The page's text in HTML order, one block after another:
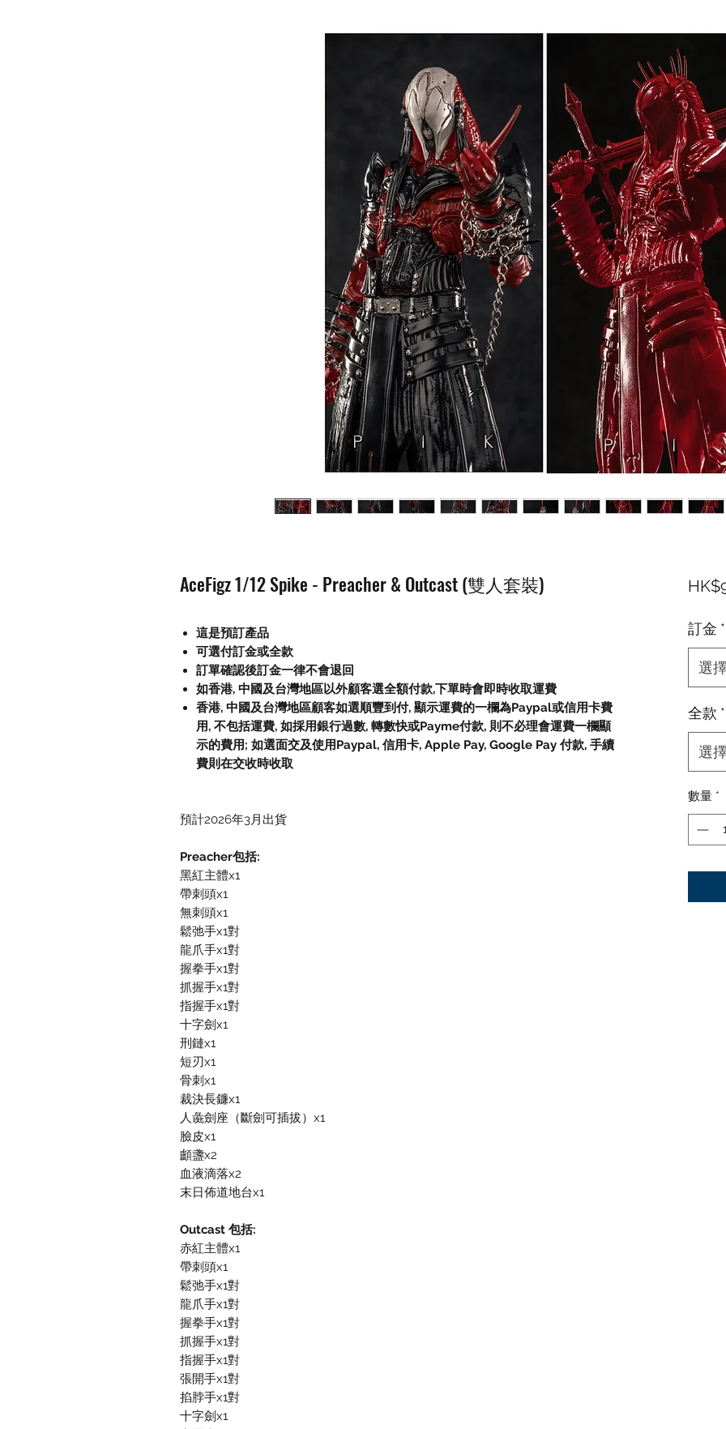
AceFigz 1/12 Spike - Preacher & Outcast (雙人套裝)
這是預訂產品
可選付訂金或全款
訂單確認後訂金一律不會退回
如香港, 中國及台灣地區以外顧客選全額付款,下單時會即時收取運費
香港, 中國及台灣地區顧客如選順豐到付, 顯示運費的一欄為Paypal或信用卡費
用, 不包括運費, 如採用銀行過數, 轉數快或Payme付款, 則不必理會運費一欄顯
示的費用; 如選面交及使用Paypal, 信用卡, Apple Pay, Google Pay 付款, 手續
費則在交收時收取
預計2026年3月出貨
Preacher包括:
黑紅主體x1
帶刺頭x1
無刺頭x1
鬆弛手x1對
龍爪手x1對
握拳手x1對
抓握手x1對
指握手x1對
十字劍x1
刑鏈x1
短刃x1
骨刺x1
裁決長鐮x1
人彘劍座（斷劍可插拔）x1
臉皮x1
顱盞x2
血液滴落x2
末日佈道地台x1
Outcast 包括:
赤紅主體x1
帶刺頭x1
鬆弛手x1對
龍爪手x1對
握拳手x1對
抓握手x1對
指握手x1對
張開手x1對
掐脖手x1對
十字劍x1
訂金 *
選
全款 *
選
數量 *